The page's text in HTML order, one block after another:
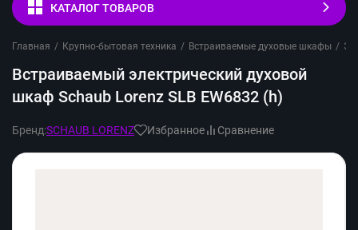
КАТАЛОГ ТОВАРОВ
Главная / Крупно-бытовая техника / Встраиваемые духовые шкафы /
Встраиваемый электрический духовой
шкаф Schaub Lorenz SLB EW6832 (h)
Бренд:SCHAUB LORENZ Избранное Сравнение